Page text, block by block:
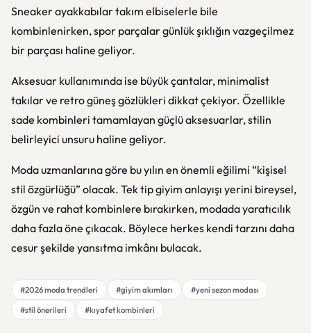
Sneaker ayakkabılar takım elbiselerle bile
kombinlenirken, spor parçalar günlük şıklığın vazgeçilmez
bir parçası haline geliyor.
Aksesuar kullanımında ise büyük çantalar, minimalist
takılar ve retro güneş gözlükleri dikkat çekiyor. Özellikle
sade kombinleri tamamlayan güçlü aksesuarlar, stilin
belirleyici unsuru haline geliyor.
Modauzmanlarına göre bu yılın en önemli eğilimi “kişisel
stil özgürlüğü” olacak. Tek tip giyim anlayışı yerini bireysel,
özgün ve rahat kombinlere bırakırken, modada yaratıcılık
daha fazla öne çıkacak. Böylece herkes kendi tarzını daha
cesur şekilde yansıtma imkânı bulacak.
#2026 moda trendleri #giyim akımları
#yeni sezon modası
#stil önerileri
#kıyafet kombinleri